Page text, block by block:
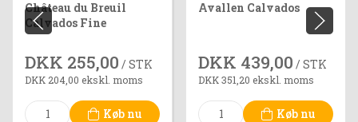
Château du Breuil
Calvados Fine
DKK 255,00 / STK
DKK 204,00 ekskl. moms
Køb nu
Avallen Calvados
DKK 439,00 / STK
DKK 351,20 ekskl. moms
Køb nu